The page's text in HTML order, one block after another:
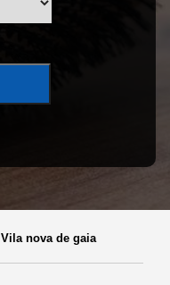
Vila nova de gaia